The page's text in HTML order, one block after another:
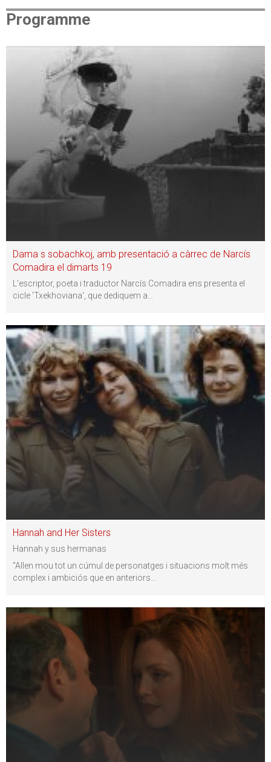
Programme
Dama s sobachkoj, amb presentació a càrrec de Narcís
Comadira el dimarts 19
L'escriptor, poeta i traductor Narcís Comadira ens presenta el
cicle 'Txekhoviana', que dediquem a
Hannah and Her Sisters
Hannah y sus hermanas
"Allen mou tot un cúmul de personatges i situacions molt més
complex i ambiciós que en anteriors